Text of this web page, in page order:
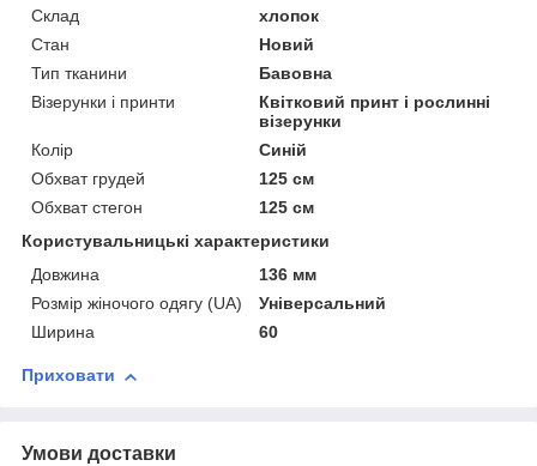
Склад
хлопок
Стан
Новий
Тип тканини
Бавовна
Візерунки і принти
Квітковий принт і рослинні
візерунки
Колір
Синій
Обхват грудей
125 см
Обхват стегон
125 см
Користувальницькі характеристики
Довжина
136 мм
Розмір жіночого одягу (UA)
Універсальний
Ширина
60
Приховати
Умови доставки